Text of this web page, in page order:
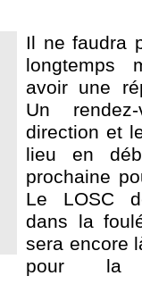
Il ne faudra
longtemps
avoir une
Un
direction et
lieu en
prochaine
Le LOSC
dans la
sera encore
pour la